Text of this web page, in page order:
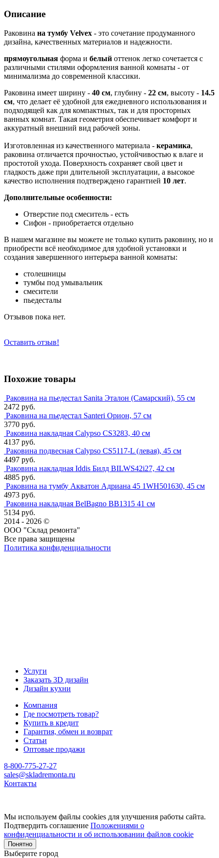
Описание
Раковина на тумбу Velvex - это сочетание продуманного
дизайна, качественных материалов и надежности.
прямоугольная форма и белый оттенок легко сочетается с
различными стилями оформления ванной комнаты - от
минимализма до современной классики.
Раковина имеет ширину - 40 см, глубину - 22 см, высоту - 14.5
см, что делает её удобной для ежедневного использования и
подходящей как для компактных, так и для просторных
ванных комнат. Такая геометрия обеспечивает комфорт и
аккуратный внешний вид рабочей зоны.
Изготовленная из качественного материала - керамика,
раковина отличается прочностью, устойчивостью к влаге и
простотой ухода. Поверхность сохраняет свой цвет и
гладкость даже при длительной эксплуатации, а высокое
качество исполнения подтверждено гарантией 10 лет.
Дополнительные особенности:
Отверстие под смеситель - есть
Сифон - приобретается отдельно
В нашем магазине вы можете не только купить раковину, но и
приобрести всё необходимое для удобной установки и
создания завершенного интерьера ванной комнаты:
столешницы
тумбы под умывальник
смесители
пьедесталы
Отзывов пока нет.
Оставить отзыв!
Похожие товары
Раковина на пьедестал Sanita Эталон (Самарский), 55 см
2472 руб.
Раковина на пьедестал Santeri Орион, 57 см
3770 руб.
Раковина накладная Calypso CS3283, 40 см
4137 руб.
Раковина подвесная Calypso CS5117-L (левая), 45 см
4497 руб.
Раковина накладная Iddis Билд BILWS42i27, 42 см
4885 руб.
Раковина на тумбу Акватон Адриана 45 1WH501630, 45 см
4973 руб.
Раковина накладная BelBagno BB1315 41 см
5134 руб.
2014 - 2026 ©
ООО "Склад ремонта"
Все права защищены
Политика конфиденциальности
Услуги
Заказать 3D дизайн
Дизайн кухни
Компания
Где посмотреть товар?
Купить в кредит
Гарантия, обмен и возврат
Статьи
Оптовые продажи
8-800-775-27-27
sales@skladremonta.ru
Контакты
Мы используем файлы cookies для улучшения работы сайта.
Подтвердить соглашение Положениями о
конфиденциальности и об использовании файлов cookie
Понятно
Выберите город